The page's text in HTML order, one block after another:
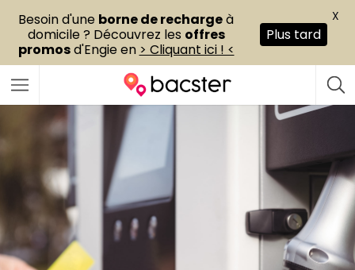
Besoin d'une borne de rechargeà
domicile ? Découvrez les offres
promosd'Engie en > Cliquant ici ! <
Plus tard
X